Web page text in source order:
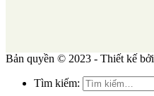
Bản quyền © 2023 - Thiết kế bởi
Tìm kiếm: